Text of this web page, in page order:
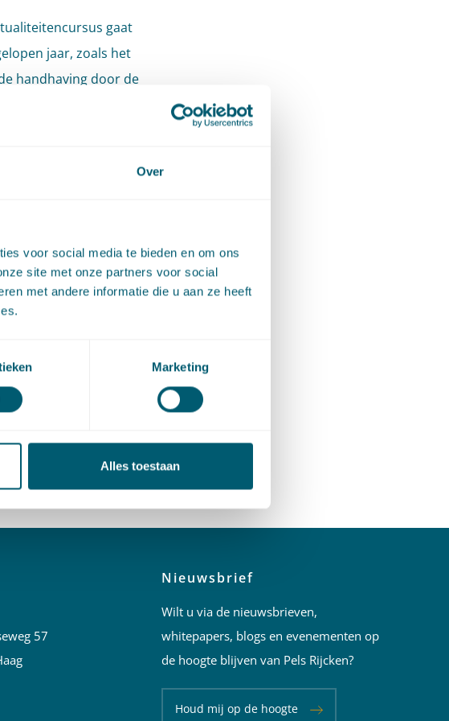
Over
voor social media te bieden en om ons
site met onze partners voor social
met andere informatie die u aan ze heeft
Marketing
Alles toestaan
gaat
jaar, zoals het
handhaving door de
privacy
van privacy-en
en
57
Nieuwsbrief
Wilt u via de nieuwsbrieven,
whitepapers, blogs en evenementen op
de hoogte blijven van Pels Rijcken?
Houd mij op de hoogte